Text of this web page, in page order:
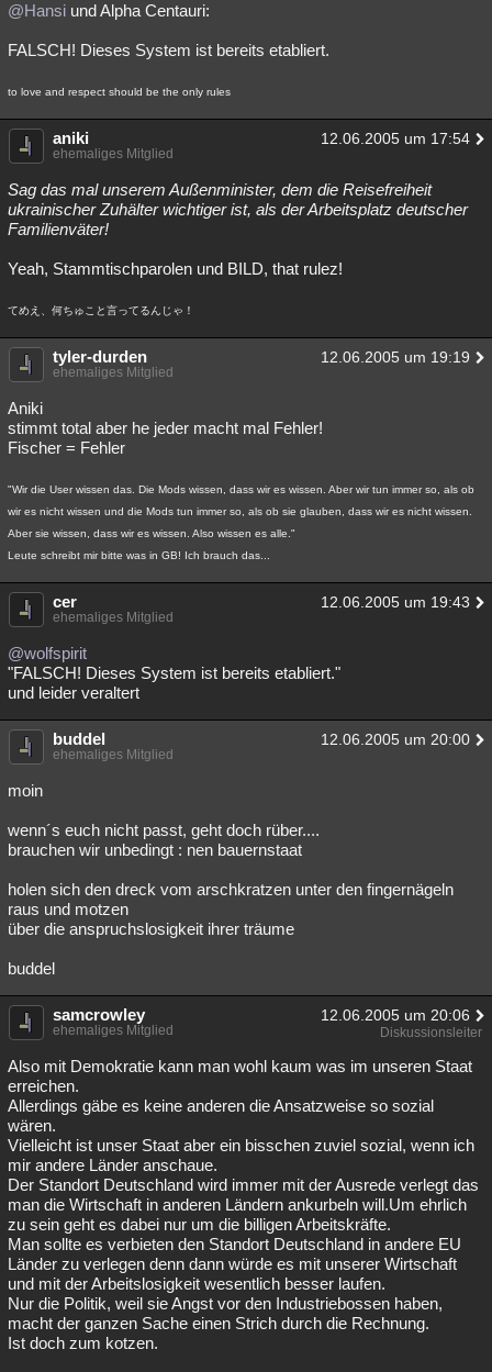
@Hansi und Alpha Centauri:
FALSCH! Dieses System ist bereits etabliert.
to love and respect should be the only rules
aniki 12.06.2005 um 17:54
ehemaliges Mitglied
Sag das mal unserem Außenminister, dem die Reisefreiheit
ukrainischer Zuhälter wichtiger ist, als der Arbeitsplatz deutscher
Familienväter!
Yeah, Stammtischparolen und BILD, that rulez!
てめえ、何ちゅこと言ってるんじゃ！
tyler-durden 12.06.2005 um 19:19
ehemaliges Mitglied
Aniki
stimmt total aber he jeder macht mal Fehler!
Fischer = Fehler
"Wir die User wissen das. Die Mods wissen, dass wir es wissen. Aber wir tun immer so, als ob
wir es nicht wissen und die Mods tun immer so, als ob sie glauben, dass wir es nicht wissen.
Aber sie wissen, dass wir es wissen. Also wissen es alle."
Leute schreibt mir bitte was in GB! Ich brauch das...
cer 12.06.2005 um 19:43
ehemaliges Mitglied
@wolfspirit
"FALSCH! Dieses System ist bereits etabliert."
und leider veraltert
buddel 12.06.2005 um 20:00
ehemaliges Mitglied
moin
wenn´s euch nicht passt, geht doch rüber....
brauchen wir unbedingt : nen bauernstaat
holen sich den dreck vom arschkratzen unter den fingernägeln
raus und motzen
über die anspruchslosigkeit ihrer träume
buddel
samcrowley 12.06.2005 um 20:06
ehemaliges Mitglied Diskussionsleiter
Also mit Demokratie kann man wohl kaum was im unseren Staat
erreichen.
Allerdings gäbe es keine anderen die Ansatzweise so sozial
wären.
Vielleicht ist unser Staat aber ein bisschen zuviel sozial, wenn ich
mir andere Länder anschaue.
Der Standort Deutschland wird immer mit der Ausrede verlegt das
man die Wirtschaft in anderen Ländern ankurbeln will.Um ehrlich
zu sein geht es dabei nur um die billigen Arbeitskräfte.
Man sollte es verbieten den Standort Deutschland in andere EU
Länder zu verlegen denn dann würde es mit unserer Wirtschaft
und mit der Arbeitslosigkeit wesentlich besser laufen.
Nur die Politik, weil sie Angst vor den Industriebossen haben,
macht der ganzen Sache einen Strich durch die Rechnung.
Ist doch zum kotzen.